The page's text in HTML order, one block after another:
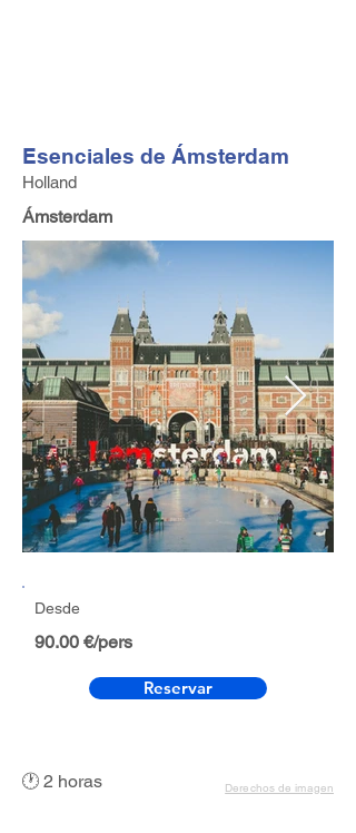
Esenciales de Ámsterdam
Holland
Ámsterdam
Desde
90.00 €/pers
Reservar
🕐 2 horas Derechos de imagen